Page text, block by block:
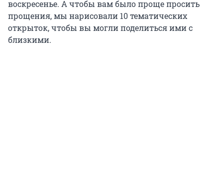
воскресенье. А чтобы вам было проще просить
прощения, мы нарисовали 10 тематических
открыток, чтобы вы могли поделиться ими с
близкими.